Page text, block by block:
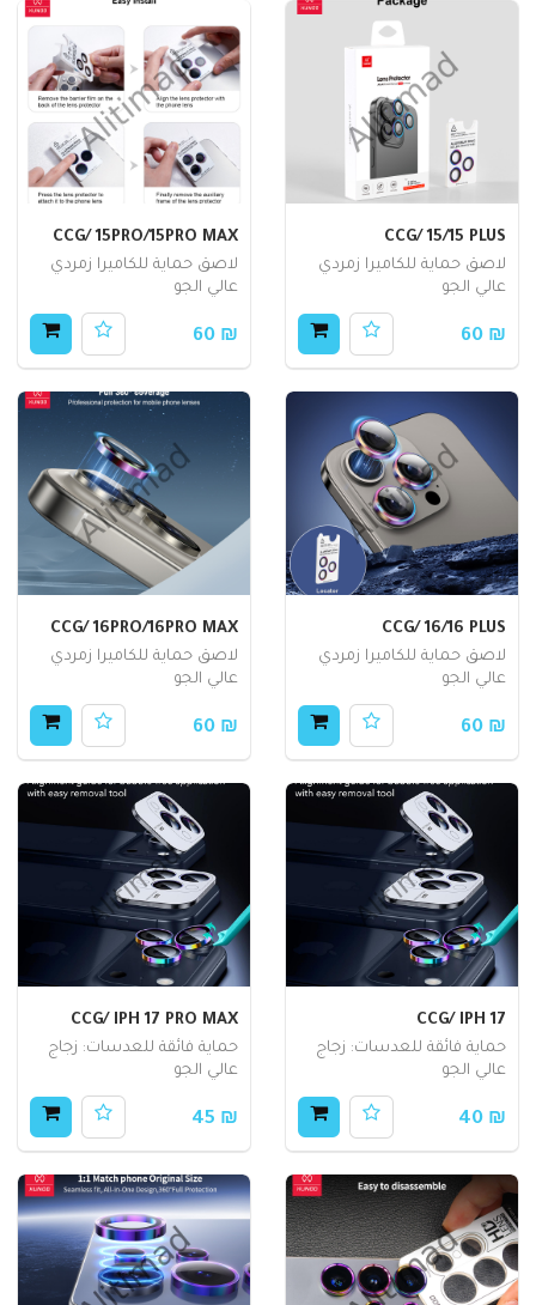
CCG/ 15/15 PLUS
لاصق حماية للكاميرا زمردي
عالي الجو
₪ 60
CCG/ 15PRO/15PRO MAX
لاصق حماية للكاميرا زمردي
عالي الجو
₪ 60
CCG/ 16/16 PLUS
لاصق حماية للكاميرا زمردي
عالي الجو
₪ 60
CCG/ 16PRO/16PRO MAX
لاصق حماية للكاميرا زمردي
عالي الجو
₪ 60
CCG/ IPH 17
حماية فائقة للعدسات: زجاج
عالي الجو
₪ 40
CCG/ IPH 17 PRO MAX
حماية فائقة للعدسات: زجاج
عالي الجو
₪ 45